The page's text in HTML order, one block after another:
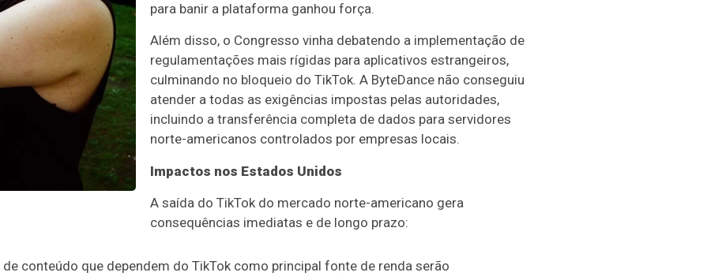
para banir a plataforma ganhou força.
Além disso, o Congresso vinha debatendo a implementação de
regulamentações mais rígidas para aplicativos estrangeiros,
culminando no bloqueio do TikTok. A ByteDance não conseguiu
atender a todas as exigências impostas pelas autoridades,
incluindo a transferência completa de dados para servidores
norte-americanos controlados por empresas locais.
Impactos nos Estados Unidos
A saída do TikTok do mercado norte-americano gera
consequências imediatas e de longo prazo:
conteúdo que dependem do TikTok como principal fonte de renda serão